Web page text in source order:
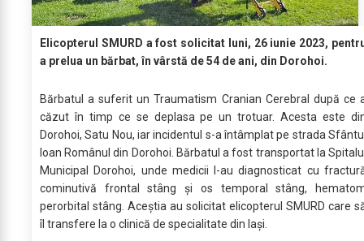
Elicopterul SMURD a fost solicitat luni, 26 iunie 2023,
a prelua un bărbat, în vârstă de 54 de ani, din Dorohoi.
Bărbatul a suferit un Traumatism Cranian Cerebral după ce
căzut în timp ce se deplasa pe un trotuar. Acesta este
Dorohoi, Satu Nou, iar incidentul s-a întâmplat pe strada
Ioan Românul din Dorohoi. Bărbatul a fost transportat la
Municipal Dorohoi, unde medicii l-au diagnosticat cu
cominutivă frontal stâng și os temporal stâng,
perorbital stâng. Aceștia au solicitat elicopterul SMURD care
îl transfere la o clinică de specialitate din Iași.